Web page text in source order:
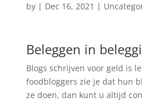
by | Dec 16, 2021 |
Beleggen in
Blogs schrijven voor geld is
foodbloggers zie je dat hun
ze doen, dan kunt u altijd